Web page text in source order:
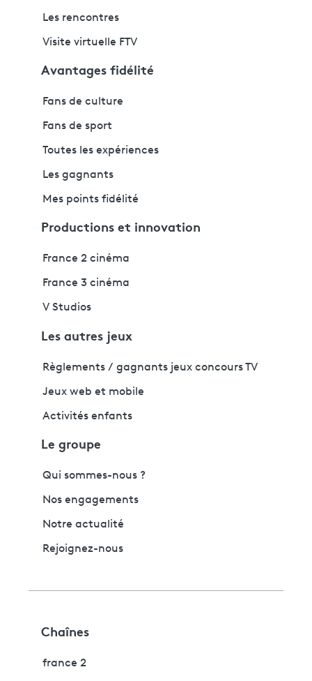
Les rencontres
Visite virtuelle FTV
Avantages fidélité
Fans de culture
Fans de sport
Toutes les expériences
Les gagnants
Mes points fidélité
Productions et innovation
France 2 cinéma
France 3 cinéma
V Studios
Les autres jeux
Règlements / gagnants jeux concours TV
Jeux web et mobile
Activités enfants
Le groupe
Qui sommes-nous ?
Nos engagements
Notre actualité
Rejoignez-nous
Chaînes
france 2